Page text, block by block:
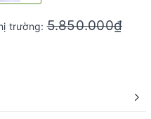
trường:5.850.000₫